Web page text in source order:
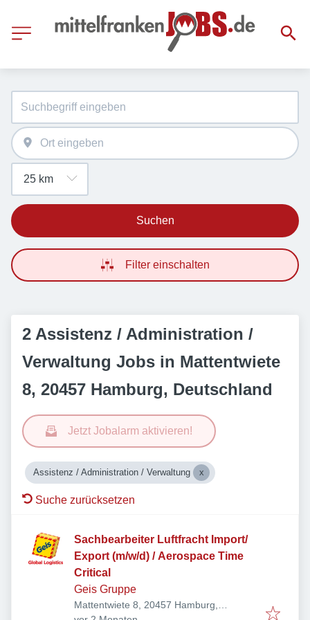
Suchen
Filter einschalten
2 Assistenz / Administration /
Verwaltung Jobs in Mattentwiete
8, 20457 Hamburg, Deutschland
Jetzt Jobalarm aktivieren!
Assistenz / Administration / Verwaltung
Suche zurücksetzen
Sachbearbeiter Luftfracht Import/
Export (m/w/d) / Aerospace Time
Critical
Geis Gruppe
Mattentwiete 8, 20457 Hamburg,